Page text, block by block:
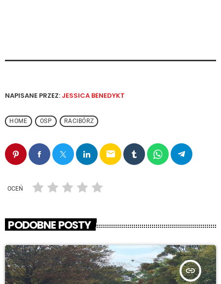
NAPISANE PRZEZ: JESSICA BENEDYKT
HOME OSP RACIBÓRZ
email
OCEŃ
PODOBNE POSTY
insert_link